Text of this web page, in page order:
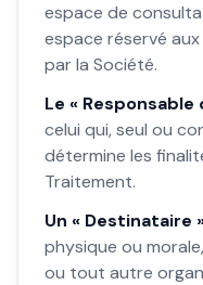
espace de
espace réservé
par la Société.
Le «
celui qui, seul ou
détermine les
Traitement.
Un « Destinataire
physique ou
ou tout autre